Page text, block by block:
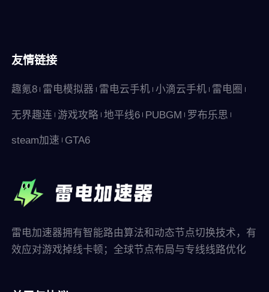
友情链接
趣氪8 雷电模拟器 雷电云手机 小滴云手机 雷电圈
无界趣连 游戏攻略 地平线6 PUBGM 罗布乐思
steam加速 GTA6
雷电加速器拥有智能路由算法和动态节点切换技术，有
效应对游戏掉线卡顿；全球节点布局与专线线路优化